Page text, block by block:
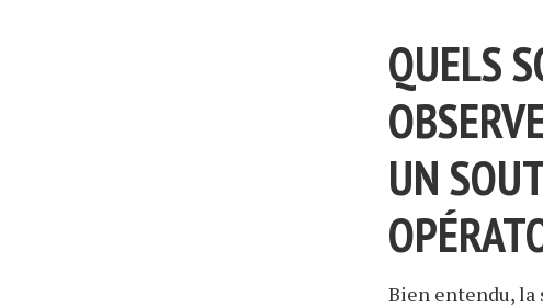
QUELS
UN
Bien entendu, la